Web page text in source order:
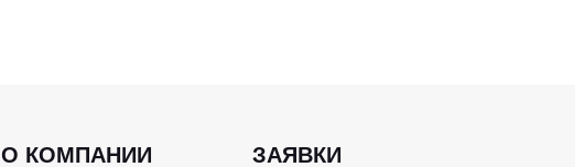
О КОМПАНИИ ЗАЯВКИ